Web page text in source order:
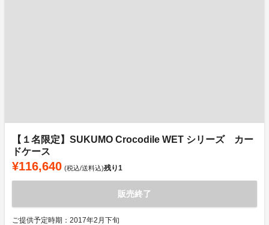
【１名限定】SUKUMO Crocodile WET シリーズ カー
ドケース
¥116,640 (税込/送料込)残り1
販売終了
ご提供予定時期：2017年2月下旬